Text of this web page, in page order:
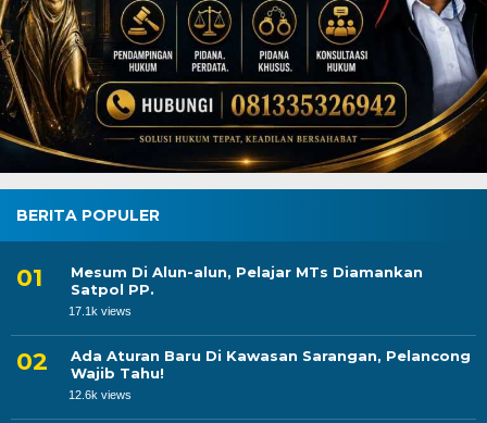
BERITA POPULER
Mesum Di Alun-alun, Pelajar MTs Diamankan
Satpol PP.
17.1k views
Ada Aturan Baru Di Kawasan Sarangan, Pelancong
Wajib Tahu!
12.6k views